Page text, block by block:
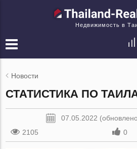
Недвижимость в
Новости
СТАТИСТИКА ПО
07.05.2022
2105
0